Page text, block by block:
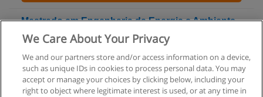
Mestrado em Engenharia da Energia e Ambiente
(Ciências ULisboa)
Solicite informação
We Care About Your Privacy
We and our partners store and/or access information on a device,
such as unique IDs in cookies to process personal data. You may
accept or manage your choices by clicking below, including your
right to object where legitimate interest is used, or at any time in